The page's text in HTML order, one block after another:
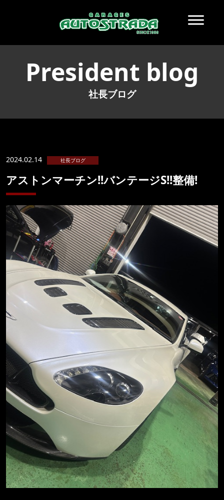
President blog
社長ブログ
2024.02.14 社長ブログ
アストンマーチン!!バンテージS!!整備!